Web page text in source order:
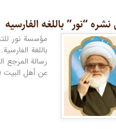
باللغة
رسالة المرجع
عن أهل البيت